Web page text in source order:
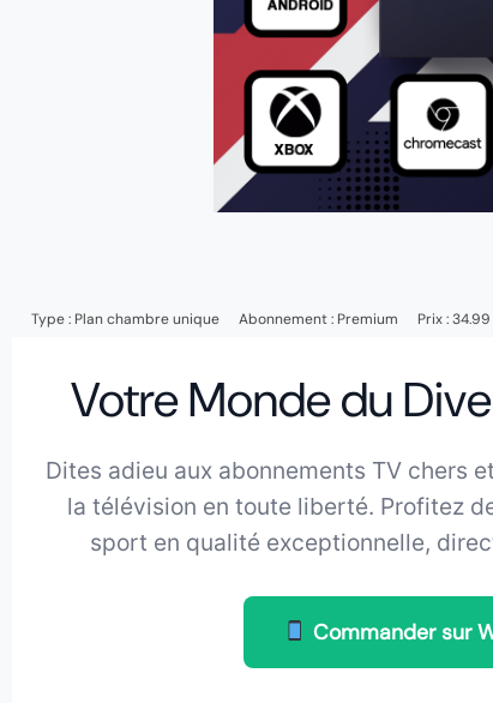
Type : Plan chambre unique Abonnement : Premium Prix : 34.99
Votre Monde du
Dites adieu aux abonnements TV chers
la télévision en toute liberté. Profitez
sport en qualité exceptionnelle,
Commander sur